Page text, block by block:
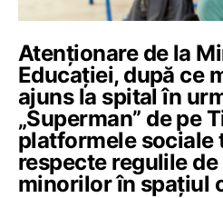
Atenționare de la
Educaţiei, după ce
ajuns la spital în
„Superman” de pe
platformele sociale
respecte regulile
minorilor în spaţiul